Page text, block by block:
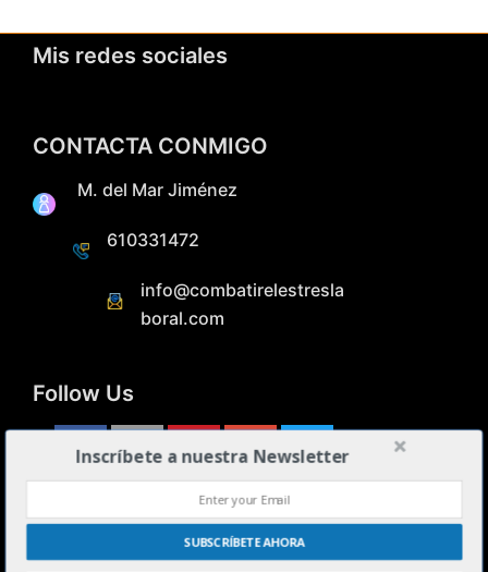
Mis redes sociales
CONTACTA CONMIGO
M. del Mar Jiménez
610331472
info@combatirelestresla
boral.com
Follow Us
TEXTOS LEGALES
Inscríbete a nuestra Newsletter
SUBSCRÍBETE AHORA